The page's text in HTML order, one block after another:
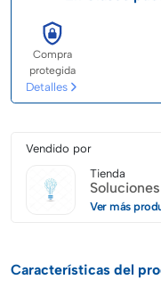
Compra
protegida
Detalles
Vendido por
Tienda
Ver más
Características del